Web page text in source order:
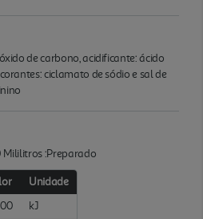
de carbono, acidificante: ácido
ciclamato de sódio e sal de
Mililitros :Preparado
Unidade
kJ